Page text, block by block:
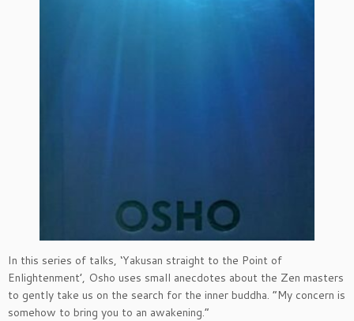
In this series of talks, ‘Yakusan straight to the Point of
Enlightenment’, Osho uses small anecdotes about the Zen masters
to gently take us on the search for the inner buddha. “My concern is
somehow to bring you to an awakening.”